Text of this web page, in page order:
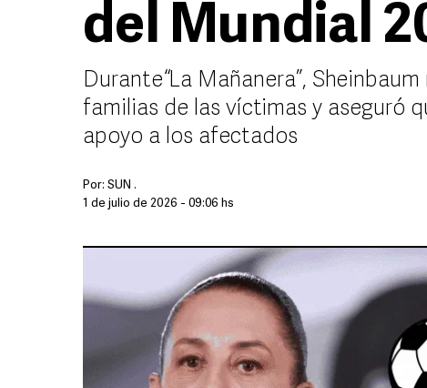
del Mundial
Durante “La Mañanera”,
familias de las víctimas y aseguró
apoyo a los afectados
Por: SUN .
1 de julio de 2026 - 09:06 hs